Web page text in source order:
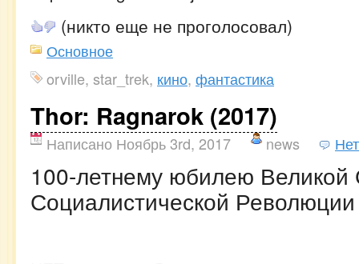
(никто еще не проголосовал)
Основное
orville, star_trek, кино, фантастика
Thor: Ragnarok (2017)
Написано Ноябрь 3rd, 2017 news
100-летнему юбилею Великой
Социалистической